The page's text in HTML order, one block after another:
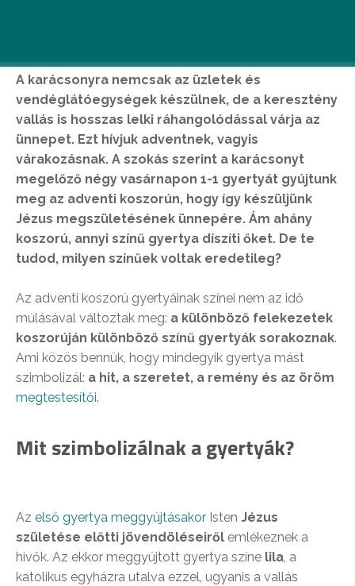
A karácsonyra nemcsak az üzletek és
vendéglátóegységek készülnek, de a keresztény
vallás is hosszas lelki ráhangolódással várja az
ünnepet. Ezt hívjuk adventnek, vagyis
várakozásnak. A szokás szerint a karácsonyt
megelőző négy vasárnapon 1-1 gyertyát gyújtunk
meg az adventi koszorún, hogy így készüljünk
Jézus megszületésének ünnepére. Ám ahány
koszorú, annyi színű gyertya díszíti őket. De te
tudod, milyen színűek voltak eredetileg?
Az adventi koszorú gyertyáinak színei nem az idő
múlásával változtak meg: a különböző felekezetek
koszorúján különböző színű gyertyák sorakoznak.
Ami közös bennük, hogy mindegyik gyertya mást
szimbolizál: a hit, a szeretet, a remény és az öröm
megtestesítői.
Mit szimbolizálnak a gyertyák?
Az első gyertya meggyújtásakor Isten Jézus
születése előtti jövendöléseiről emlékeznek a
hívők. Az ekkor meggyújtott gyertya színe lila, a
katolikus egyházra utalva ezzel, ugyanis a vallás